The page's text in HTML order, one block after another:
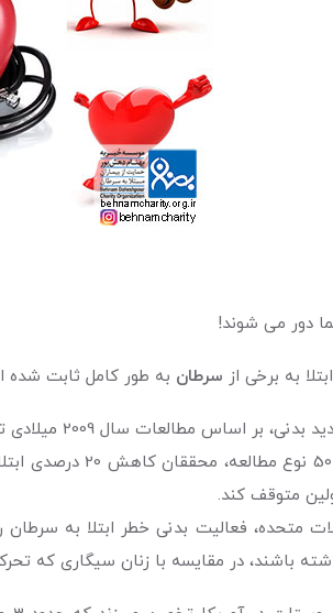
دور می شوند!
به برخی از سرطان به طور کامل ثابت
مطالعات سال 2009 میلادی توسط موسسه ملی
متوقف کند.
باشند، در مقایسه با زنان سیگاری که